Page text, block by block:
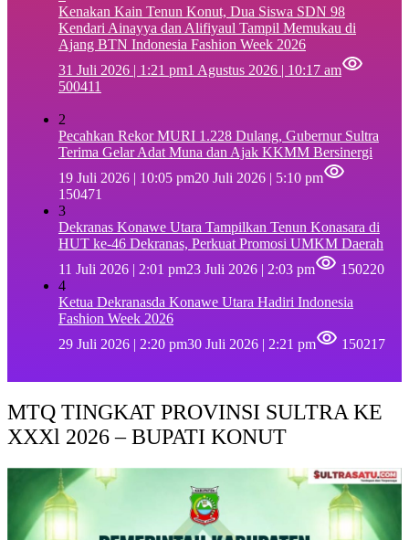
‎Kenakan Kain Tenun Konut, Dua Siswa SDN 98
Kendari Ainayya dan Alifiyaul Tampil Memukau di
Ajang BTN Indonesia Fashion Week 2026
31 Juli 2026 | 1:21 pm1 Agustus 2026 | 10:17 am
500411
2
Pecahkan Rekor MURI 1.228 Dulang, Gubernur Sultra
Terima Gelar Adat Muna dan Ajak KKMM Bersinergi
19 Juli 2026 | 10:05 pm20 Juli 2026 | 5:10 pm
150471
3
Dekranas Konawe Utara Tampilkan Tenun Konasara di
HUT ke-46 Dekranas, Perkuat Promosi UMKM Daerah
11 Juli 2026 | 2:01 pm23 Juli 2026 | 2:03 pm
150220
4
Ketua Dekranasda Konawe Utara Hadiri Indonesia
Fashion Week 2026
29 Juli 2026 | 2:20 pm30 Juli 2026 | 2:21 pm 150217
MTQ TINGKAT PROVINSI SULTRA KE
XXXl 2026 – BUPATI KONUT